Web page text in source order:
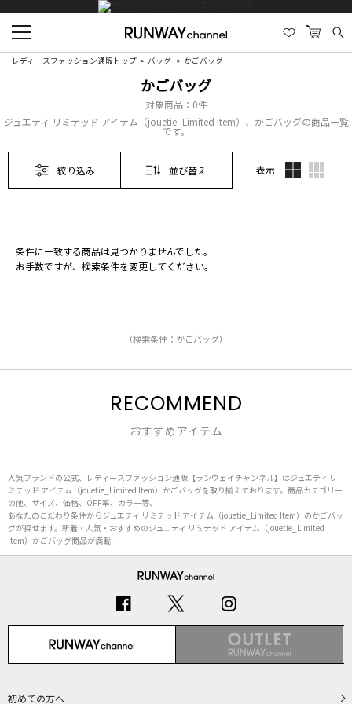
レディースファッション通販トップ バッグ かごバッグ
かごバッグ
対象商品： 0件
ジュエティ リミテッド アイテム（jouetie_Limited Item）、かごバッグの商品一覧
です。
絞り込み 並び替え 表示
条件に一致する商品は見つかりませんでした。
お手数ですが、検索条件を変更してください。
（検索条件：かごバッグ）
RECOMMEND
おすすめアイテム
人気ブランドの公式、レディースファッション通販【ランウェイチャンネル】はジュエティ リ
ミテッド アイテム（jouetie_Limited Item）かごバッグを取り揃えております。商品カテゴリー
の他、サイズ、価格、OFF率、カラー等、
あなたのこだわり条件からジュエティ リミテッド アイテム（jouetie_Limited Item）のかごバッ
グが探せます。新着・人気・おすすめのジュエティ リミテッド アイテム（jouetie_Limited
Item）かごバッグ商品が満載！
初めての方へ